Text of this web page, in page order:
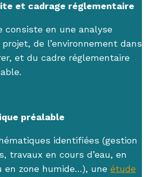
et cadrage réglementaire
consiste en une analyse
de l’environnement dans
et du cadre réglementaire
préalable
identifiées (gestion
travaux en cours d’eau, en
en zone humide…), une étude